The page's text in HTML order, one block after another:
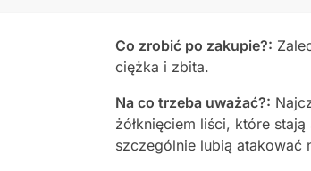
Co zrobić po zakupie?:
ciężka i zbita.
Na co trzeba uważać?:
żółknięciem liści, które
szczególnie lubią atakować